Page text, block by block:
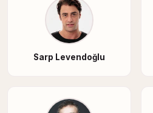
Sarp Levendoğlu